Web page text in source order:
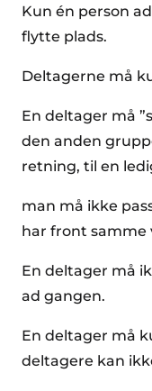
Kun én person
flytte plads.
Deltagerne må
En deltager må
den anden
retning, til en
man må ikke
har front samme
En deltager må
ad gangen.
En deltager må
deltagere kan